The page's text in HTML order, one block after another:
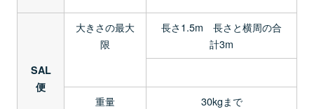
SAL
便
大きさの最大
限
長さ1.5m 長さと横周の合
計3m
重量 30kgまで